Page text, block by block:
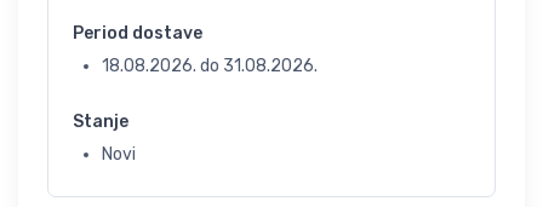
Period dostave
18.08.2026. do 31.08.2026.
Stanje
Novi